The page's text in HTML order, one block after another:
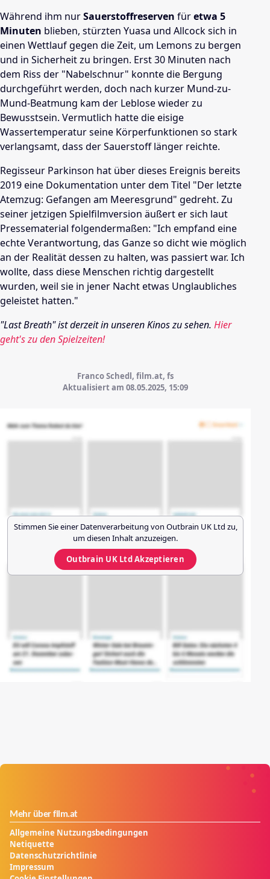
Während ihm nurSauerstoffreserven füretwa 5
Minuten blieben, stürzten Yuasa und Allcock sich in
einen Wettlauf gegen die Zeit, um Lemons zu bergen
und in Sicherheit zu bringen. Erst 30 Minuten nach
dem Riss der "Nabelschnur" konnte die Bergung
durchgeführt werden, doch nach kurzer Mund-zu-
Mund-Beatmung kam der Leblose wieder zu
Bewusstsein. Vermutlich hatte die eisige
Wassertemperatur seine Körperfunktionen so stark
verlangsamt, dass der Sauerstoff länger reichte.
Regisseur Parkinson hat über dieses Ereignis bereits
2019 eine Dokumentation unter dem Titel "Der letzte
Atemzug: Gefangen am Meeresgrund" gedreht. Zu
seiner jetzigen Spielfilmversion äußert er sich laut
Pressematerial folgendermaßen: "Ich empfand eine
echte Verantwortung, das Ganze so dicht wie möglich
an der Realität dessen zu halten, was passiert war. Ich
wollte, dass diese Menschen richtig dargestellt
wurden, weil sie in jener Nacht etwas Unglaubliches
geleistet hatten."
"Last Breath" ist derzeit in unseren Kinos zu sehen. Hier
geht's zu den Spielzeiten!
Franco Schedl, film.at, fs
Aktualisiert am 08.05.2025, 15:09
Stimmen Sie einer Datenverarbeitung von Outbrain UK Ltd zu,
um diesen Inhalt anzuzeigen.
Outbrain UK LtdAkzeptieren
Mehr über film.at
Allgemeine Nutzungsbedingungen
Netiquette
Datenschutzrichtlinie
Impressum